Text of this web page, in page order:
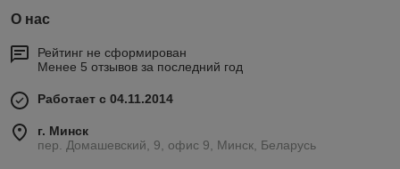
О нас
Рейтинг не сформирован
Менее 5 отзывов за последний год
Работает с 04.11.2014
г. Минск
пер. Домашевский, 9, офис 9, Минск, Беларусь